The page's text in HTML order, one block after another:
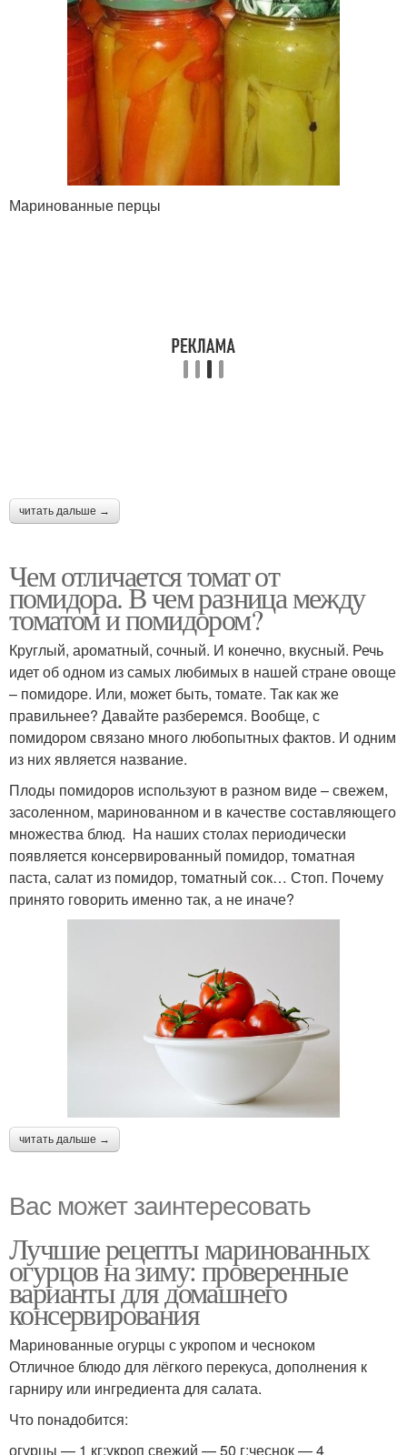
Маринованные перцы
читать дальше →
Чем отличается томат от
помидора. В чем разница между
томатом и помидором?
Круглый, ароматный, сочный. И конечно, вкусный. Речь
идет об одном из самых любимых в нашей стране овоще
– помидоре. Или, может быть, томате. Так как же
правильнее? Давайте разберемся. Вообще, с
помидором связано много любопытных фактов. И одним
из них является название.
Плоды помидоров используют в разном виде – свежем,
засоленном, маринованном и в качестве составляющего
множества блюд. На наших столах периодически
появляется консервированный помидор, томатная
паста, салат из помидор, томатный сок… Стоп. Почему
принято говорить именно так, а не иначе?
читать дальше →
Вас может заинтересовать
Лучшие рецепты маринованных
огурцов на зиму: проверенные
варианты для домашнего
консервирования
Маринованные огурцы с укропом и чесноком
Отличное блюдо для лёгкого перекуса, дополнения к
гарниру или ингредиента для салата.
Что понадобится:
огурцы — 1 кг;укроп свежий — 50 г;чеснок — 4